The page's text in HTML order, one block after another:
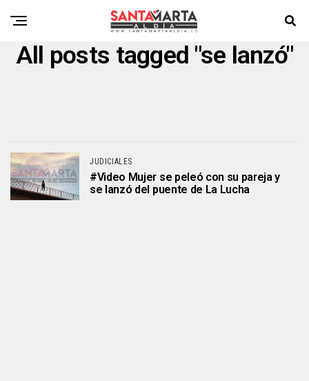
All posts tagged "se lanzó"
JUDICIALES
#Video Mujer se peleó con su pareja y
se lanzó del puente de La Lucha